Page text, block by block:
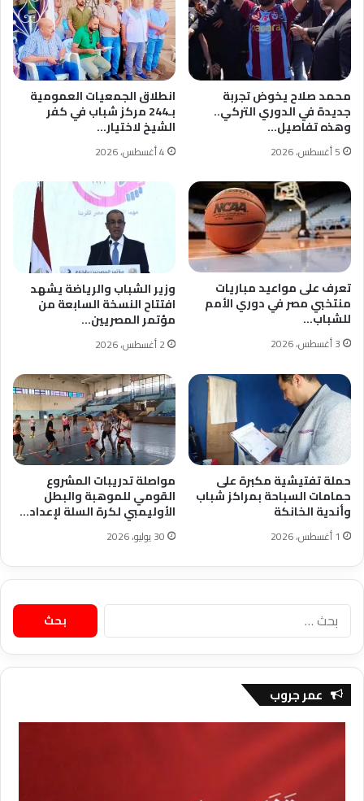
محمد صلاح يخوض تجربة
جديدة في الدوري التركي..
وهذه تفاصيل…
5 أغسطس، 2026
انطلاق الجمعيات العمومية
بـ244 مركز شباب في كفر
الشيخ لاختيار…
4 أغسطس، 2026
تعرف على مواعيد مباريات
منتخبي مصر في دوري الأمم
للشباب…
3 أغسطس، 2026
وزير الشباب والرياضة يشهد
افتتاح النسخة السابعة من
مؤتمر المصريين…
2 أغسطس، 2026
حملة تفتيشية مكبرة على
حمامات السباحة بمراكز شباب
وأندية الخانكة
1 أغسطس، 2026
مواصلة تدريبات المشروع
القومي للموهبة والبطل
الأوليمبي لكرة السلة لإعداد…
30 يوليو، 2026
البحث
عن:
عمر جروب